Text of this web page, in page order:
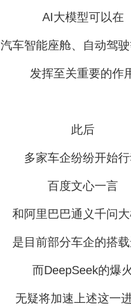
AI大模型可以在
汽车智能座舱、自动驾
发挥至关重要的作
此后
多家车企纷纷开始
百度文心一言
和阿里巴巴通义千问
是目前部分车企的搭
而DeepSeek的爆火
无疑将加速上述这一